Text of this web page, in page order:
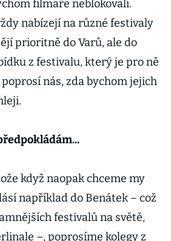
filmaře neblokovali.
nabízejí na různé festivaly
prioritně do Varů, ale do
z festivalu, který je pro ně
nás, zda bychom jejich
když naopak chceme my
například do Benátek – což
festivalů na světě,
–, poprosíme kolegy z